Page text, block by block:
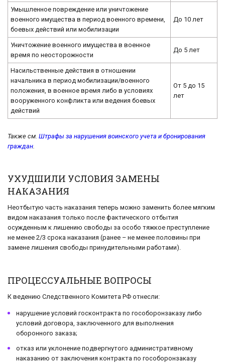
Умышленное повреждение или уничтожение
военного имущества в период военного времени,
боевых действий или мобилизации
До 10 лет
Уничтожение военного имущества в военное
время по неосторожности
До 5 лет
Насильственные действия в отношении
начальника в период мобилизации/военного
положения, в военное время либо в условиях
вооруженного конфликта или ведения боевых
действий
От 5 до 15
лет
Также см. Штрафы за нарушения воинского учета и бронирования
граждан
УХУДШИЛИ УСЛОВИЯ ЗАМЕНЫ
НАКАЗАНИЯ
Неотбытую часть наказания теперь можно заменить более мягким
видом наказания только после фактического отбытия
осужденным к лишению свободы за особо тяжкое преступление
не менее 2/3 срока наказания (ранее – не менее половины при
замене лишения свободы принудительными работами).
ПРОЦЕССУАЛЬНЫЕ ВОПРОСЫ
К ведению Следственного Комитета РФ отнесли:
нарушение условий госконтракта по гособоронзаказу либо
условий договора, заключенного для выполнения
оборонного заказа;
отказ или уклонение подвергнутого административному
наказанию от заключения контракта по гособоронзаказу